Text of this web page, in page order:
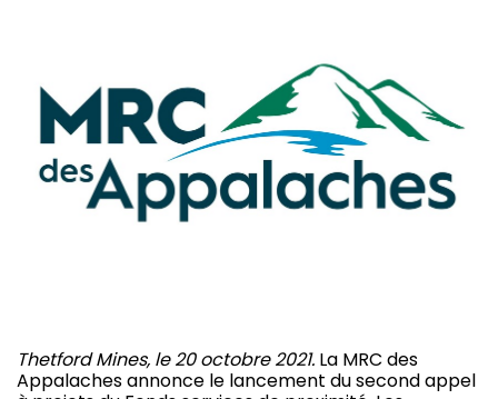
Thetford Mines, le 20 octobre 2021. La MRC des
Appalaches annonce le lancement du second appel